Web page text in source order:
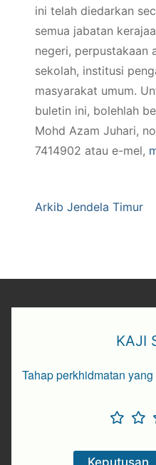
ini telah diedarkan
semua jabatan
negeri, perpustakaan
sekolah, institusi
masyarakat umum.
buletin ini, bolehlah
Mohd Azam Juhari,
7414902 atau e-mel,
Arkib Jendela Timur
KAJI
Tahap perkhidmatan